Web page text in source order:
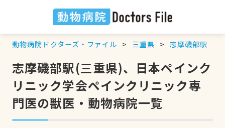
動物病院ドクターズ・ファイル 三重県 志摩磯部駅
志摩磯部駅(三重県)、日本ペインク
リニック学会ペインクリニック専
門医の獣医・動物病院一覧